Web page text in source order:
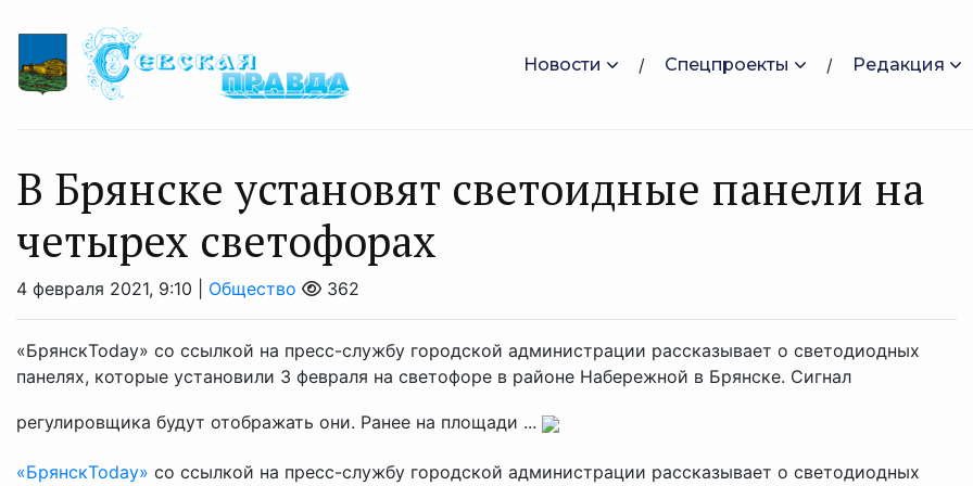
Новости Спецпроекты Редакция
В Брянске установят светоидные панели на
четырех светофорах
4 февраля 2021, 9:10 | Общество 362
«БрянскToday» со ссылкой на пресс-службу городской администрации рассказывает о светодиодных
панелях, которые установили 3 февраля на светофоре в районе Набережной в Брянске. Сигнал
регулировщика будут отображать они. Ранее на площади ...
«БрянскToday» со ссылкой на пресс-службу городской администрации рассказывает о светодиодных